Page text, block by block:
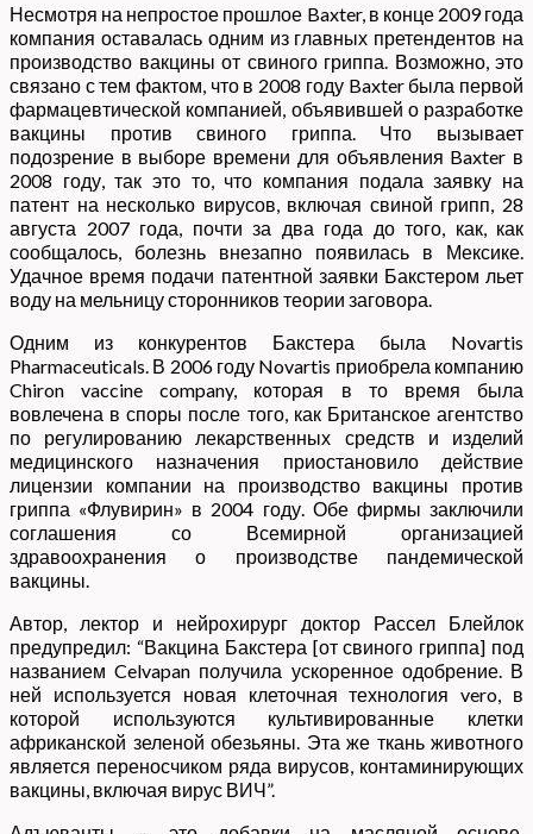
Несмотря на непростое прошлое Baxter, в конце 2009 года
компания оставалась одним из главных претендентов на
производство вакцины от свиного гриппа. Возможно, это
связано с тем фактом, что в 2008 году Baxter была первой
фармацевтической компанией, объявившей о разработке
вакцины против свиного гриппа. Что вызывает
подозрение в выборе времени для объявления Baxter в
2008 году, так это то, что компания подала заявку на
патент на несколько вирусов, включая свиной грипп, 28
августа 2007 года, почти за два года до того, как, как
сообщалось, болезнь внезапно появилась в Мексике.
Удачное время подачи патентной заявки Бакстером льет
воду на мельницу сторонников теории заговора.
Одним из конкурентов Бакстера была Novartis
Pharmaceuticals. В 2006 году Novartis приобрела компанию
Chiron vaccine company, которая в то время была
вовлечена в споры после того, как Британское агентство
по регулированию лекарственных средств и изделий
медицинского назначения приостановило действие
лицензии компании на производство вакцины против
гриппа «Флувирин» в 2004 году. Обе фирмы заключили
соглашения со Всемирной организацией
здравоохранения о производстве пандемической
вакцины.
Автор, лектор и нейрохирург доктор Рассел Блейлок
предупредил: “Вакцина Бакстера [от свиного гриппа] под
названием Celvapan получила ускоренное одобрение. В
ней используется новая клеточная технология vero, в
которой используются культивированные клетки
африканской зеленой обезьяны. Эта же ткань животного
является переносчиком ряда вирусов, контаминирующих
вакцины, включая вирус ВИЧ”.